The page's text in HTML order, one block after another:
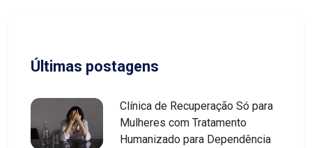
Últimas postagens
Clínica de Recuperação Só para
Mulheres com Tratamento
Humanizado para Dependência